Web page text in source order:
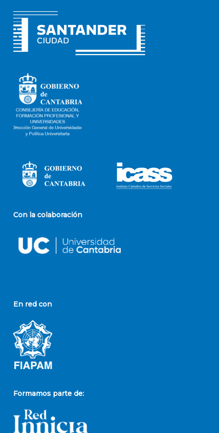
Con la colaboración
En red con
Formamos parte de: